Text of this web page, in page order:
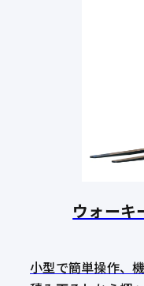
ウォーキ
小型で簡単操作、